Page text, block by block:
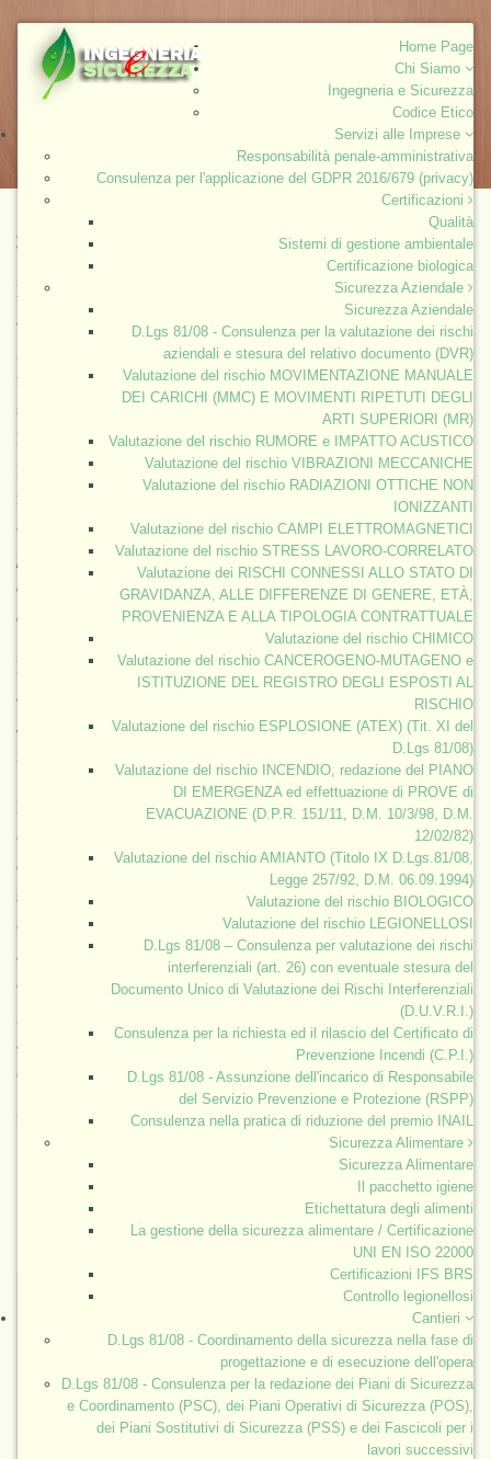
Home Page
Chi Siamo
Ingegneria e Sicurezza
Codice Etico
Servizi alle Imprese
Responsabilità penale-amministrativa
Consulenza per l'applicazione del GDPR 2016/679 (privacy)
Certificazioni
Qualità
Sistemi di gestione ambientale
Certificazione biologica
Sicurezza Aziendale
Sicurezza Aziendale
D.Lgs 81/08 - Consulenza per la valutazione dei rischi
aziendali e stesura del relativo documento (DVR)
Valutazione del rischio MOVIMENTAZIONE MANUALE
DEI CARICHI (MMC) E MOVIMENTI RIPETUTI DEGLI
ARTI SUPERIORI (MR)
Valutazione del rischio RUMORE e IMPATTO ACUSTICO
Valutazione del rischio VIBRAZIONI MECCANICHE
Valutazione del rischio RADIAZIONI OTTICHE NON
IONIZZANTI
Valutazione del rischio CAMPI ELETTROMAGNETICI
Valutazione del rischio STRESS LAVORO-CORRELATO
Valutazione dei RISCHI CONNESSI ALLO STATO DI
GRAVIDANZA, ALLE DIFFERENZE DI GENERE, ETÀ,
PROVENIENZA E ALLA TIPOLOGIA CONTRATTUALE
Valutazione del rischio CHIMICO
Valutazione del rischio CANCEROGENO-MUTAGENO e
ISTITUZIONE DEL REGISTRO DEGLI ESPOSTI AL
RISCHIO
Valutazione del rischio ESPLOSIONE (ATEX) (Tit. XI del
D.Lgs 81/08)
Valutazione del rischio INCENDIO, redazione del PIANO
DI EMERGENZA ed effettuazione di PROVE di
EVACUAZIONE (D.P.R. 151/11, D.M. 10/3/98, D.M.
12/02/82)
Valutazione del rischio AMIANTO (Titolo IX D.Lgs.81/08,
Legge 257/92, D.M. 06.09.1994)
Valutazione del rischio BIOLOGICO
Valutazione del rischio LEGIONELLOSI
D.Lgs 81/08 – Consulenza per valutazione dei rischi
interferenziali (art. 26) con eventuale stesura del
Documento Unico di Valutazione dei Rischi Interferenziali
(D.U.V.R.I.)
Consulenza per la richiesta ed il rilascio del Certificato di
Prevenzione Incendi (C.P.I.)
D.Lgs 81/08 - Assunzione dell'incarico di Responsabile
del Servizio Prevenzione e Protezione (RSPP)
Consulenza nella pratica di riduzione del premio INAIL
Sicurezza Alimentare
Sicurezza Alimentare
Il pacchetto igiene
Etichettatura degli alimenti
La gestione della sicurezza alimentare / Certificazione
UNI EN ISO 22000
Certificazioni IFS BRS
Controllo legionellosi
Cantieri
D.Lgs 81/08 - Coordinamento della sicurezza nella fase di
progettazione e di esecuzione dell'opera
D.Lgs 81/08 - Consulenza per la redazione dei Piani di Sicurezza
e Coordinamento (PSC), dei Piani Operativi di Sicurezza (POS),
dei Piani Sostitutivi di Sicurezza (PSS) e dei Fascicoli per i
lavori successivi
SICUREZZA ALIMENTARE
La sicurezza alimentare
è intesa nella sua accezione più
ampia come la possibilità di garantire in modo costante e
acquaedalimentiper soddisfare il
fabbisogno energeticodi cui l'organismo necessita per la
sopravvivenza e la vita, in adeguate condizioniigieniche.
La definizione comunemente accettata a livello
internazionale è quella elaborata al World Food Summit
nel
secondo la quale essa descrive una situazione in
cui:
“tutte le persone, in ogni momento, hanno accesso
fisico, sociale ed economico ad alimenti sufficienti, sicuri
e nutrienti che garantiscano le loro necessità e preferenze
alimentari per condurre una vita attiva e sana”.
Dal punto di vista prettamente sanitario lasicurezza
alimentare
igienico-
sanitaria degli alimenti e dei mangimi nell'ottica di filiera
integrata ambientale
Dal punto di vista economico-sociale, laddove le
condizioni di base della popolazione sono caratterizzate
da forte rischio di denutrizione, persicurezza alimentare
si intendono primariamente le misure che assicurano la
copertura delle esigenze delle popolazioni da un raccolto
all'altro, con un sufficiente livello di scorte per le
evenienze negative. Nei paesi in cui il pericolo dicarestie
generalizzate è basso, le problematiche di sicurezza
alimentare sono prevalentemente di tipo qualitativo
(igiene alimentare).
Per approfondimenti leggi “servizi alle imprese” nel menù in alto